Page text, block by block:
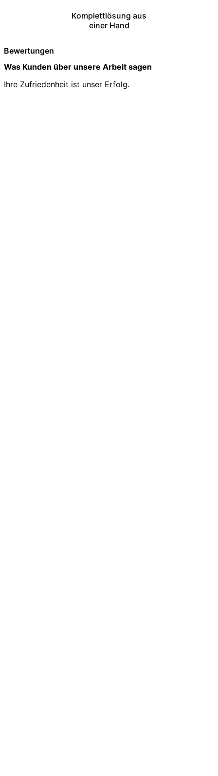
Komplettlösung aus
einer Hand
Bewertungen
Was Kunden über unsere Arbeit sagen
Ihre Zufriedenheit ist unser Erfolg.